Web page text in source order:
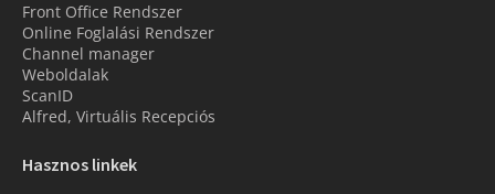
Front Office Rendszer
Online Foglalási Rendszer
Channel manager
Weboldalak
ScanID
Alfred, Virtuális Recepciós
Hasznos linkek